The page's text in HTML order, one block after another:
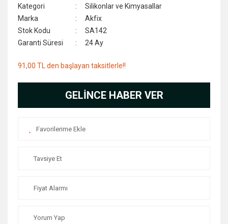
Kategori
Silikonlar ve Kimyasallar
Marka
Akfix
Stok Kodu
SA142
Garanti Süresi
24 Ay
91,00 TL den başlayan taksitlerle!!
GELİNCE HABER VER
Tavsiye Et
Fiyat Alarmı
Yorum Yap